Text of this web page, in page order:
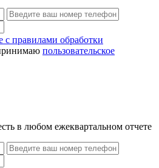
с правилами обработки
пользовательское
в любом ежеквартальном отчете